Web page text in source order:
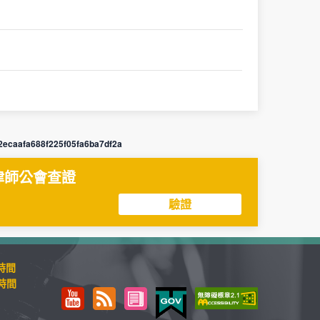
公會查證
驗證
間
間